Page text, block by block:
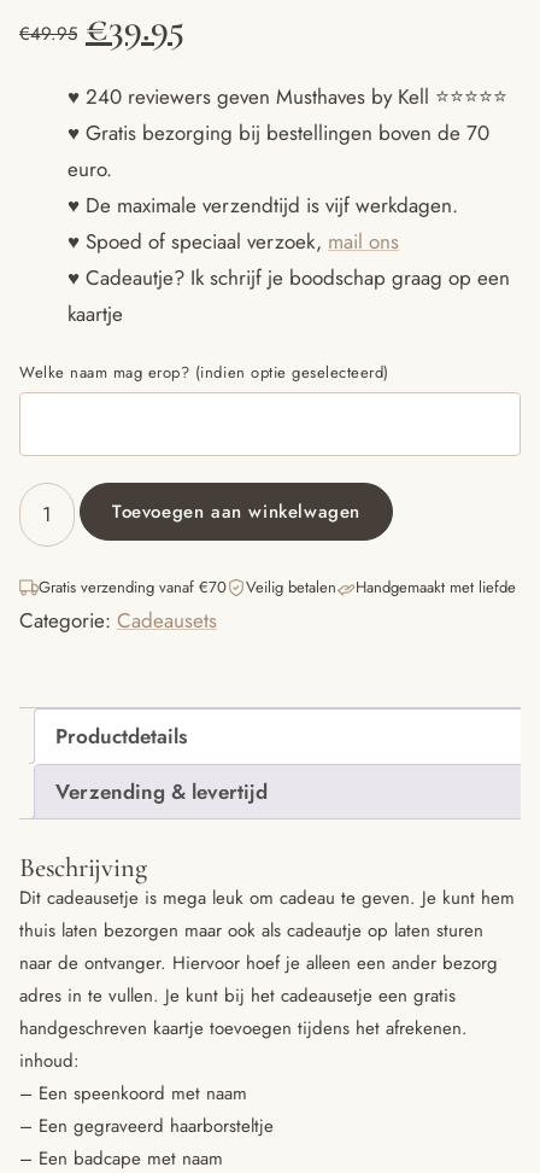
€49.95 Oorspronkelijke
prijs
was:
€49.95.
€39.95
prijs
is:
€39.95.
♥ 240 reviewers geven Musthaves by Kell ⭐️⭐️⭐️⭐️⭐️
♥ Gratis bezorging bij bestellingen boven de 70
euro.
♥ De maximale verzendtijd is vijf werkdagen.
♥ Spoed of speciaal verzoek, mail ons
♥ Cadeautje? Ik schrijf je boodschap graag op een
kaartje
Welke naam mag erop? (indien optie geselecteerd)
Kraamcadeau
met
-
Cadeauset
aantal
Toevoegen aan winkelwagen
Gratis verzending vanaf €70 Veilig betalen Handgemaakt met liefde
Categorie: Cadeausets
Productdetails
Verzending & levertijd
Beschrijving
Dit cadeausetje is mega leuk om cadeau te geven. Je kunt hem
thuis laten bezorgen maar ook als cadeautje op laten sturen
naar de ontvanger. Hiervoor hoef je alleen een ander bezorg
adres in te vullen. Je kunt bij het cadeausetje een gratis
handgeschreven kaartje toevoegen tijdens het afrekenen.
inhoud:
– Een speenkoord met naam
– Een gegraveerd haarborsteltje
– Een badcape met naam